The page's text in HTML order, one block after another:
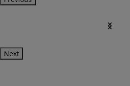
Next